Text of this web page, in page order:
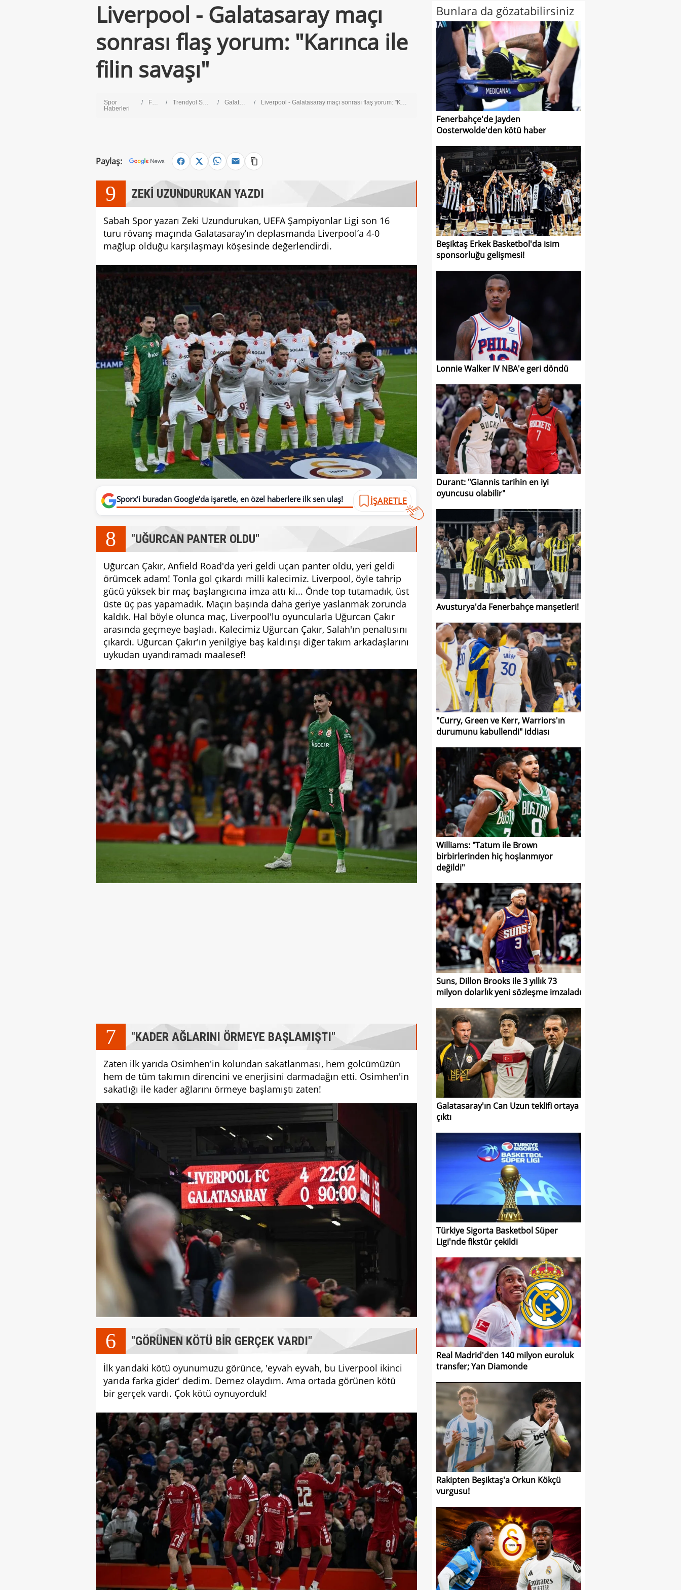
Liverpool - Galatasaray maçı
sonrası flaş yorum: "Karınca ile
filin savaşı"
Spor
Haberleri
Futbol Trendyol Süper Lig Galatasaray Liverpool - Galatasaray maçı sonrası flaş yorum: "Karınca ile filin savaşı"
Paylaş:
9 ZEKİ UZUNDURUKAN YAZDI
Sabah Spor yazarı Zeki Uzundurukan, UEFA Şampiyonlar Ligi son 16
turu rövanş maçında Galatasaray’ın deplasmanda Liverpool’a 4-0
mağlup olduğu karşılaşmayı köşesinde değerlendirdi.
Sporx’i buradan Google’da işaretle, en özel haberlere ilk sen ulaş! İŞARETLE
8 "UĞURCAN PANTER OLDU"
Uğurcan Çakır, Anfield Road'da yeri geldi uçan panter oldu, yeri geldi
örümcek adam! Tonla gol çıkardı milli kalecimiz. Liverpool, öyle tahrip
gücü yüksek bir maç başlangıcına imza attı ki... Önde top tutamadık, üst
üste üç pas yapamadık. Maçın başında daha geriye yaslanmak zorunda
kaldık. Hal böyle olunca maç, Liverpool'lu oyuncularla Uğurcan Çakır
arasında geçmeye başladı. Kalecimiz Uğurcan Çakır, Salah'ın penaltısını
çıkardı. Uğurcan Çakır'ın yenilgiye baş kaldırışı diğer takım arkadaşlarını
uykudan uyandıramadı maalesef!
7 "KADER AĞLARINI ÖRMEYE BAŞLAMIŞTI"
Zaten ilk yarıda Osimhen'in kolundan sakatlanması, hem golcümüzün
hem de tüm takımın direncini ve enerjisini darmadağın etti. Osimhen'in
sakatlığı ile kader ağlarını örmeye başlamıştı zaten!
6 "GÖRÜNEN KÖTÜ BİR GERÇEK VARDI"
İlk yarıdaki kötü oyunumuzu görünce, 'eyvah eyvah, bu Liverpool ikinci
yarıda farka gider' dedim. Demez olaydım. Ama ortada görünen kötü
bir gerçek vardı. Çok kötü oynuyorduk!
Bunlara da gözatabilirsiniz
Fenerbahçe'de Jayden
Oosterwolde'den kötü haber
Beşiktaş Erkek Basketbol'da isim
sponsorluğu gelişmesi!
Lonnie Walker IV NBA'e geri döndü
Durant: "Giannis tarihin en iyi
oyuncusu olabilir"
Avusturya'da Fenerbahçe manşetleri!
"Curry, Green ve Kerr, Warriors'ın
durumunu kabullendi" iddiası
Williams: "Tatum ile Brown
birbirlerinden hiç hoşlanmıyor
değildi"
Suns, Dillon Brooks ile 3 yıllık 73
milyon dolarlık yeni sözleşme imzaladı
Galatasaray'ın Can Uzun teklifi ortaya
çıktı
Türkiye Sigorta Basketbol Süper
Ligi'nde fikstür çekildi
Real Madrid'den 140 milyon euroluk
transfer; Yan Diamonde
Rakipten Beşiktaş'a Orkun Kökçü
vurgusu!